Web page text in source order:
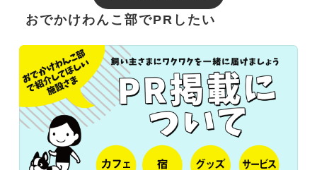
おでかけわんこ部でPRしたい